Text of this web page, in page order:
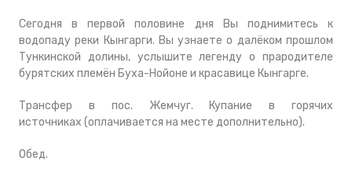
Сегодня в первой половине дня Вы поднимитесь к
водопаду реки Кынгарги. Вы узнаете о далёком прошлом
Тункинской долины, услышите легенду о прародителе
бурятских племён Буха-Нойоне и красавице Кынгарге.
Трансфер в пос. Жемчуг. Купание в горячих
источниках (оплачивается на месте дополнительно).
Обед.